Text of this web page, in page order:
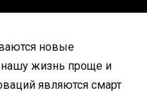
новые
нашу жизнь проще и
являются смарт